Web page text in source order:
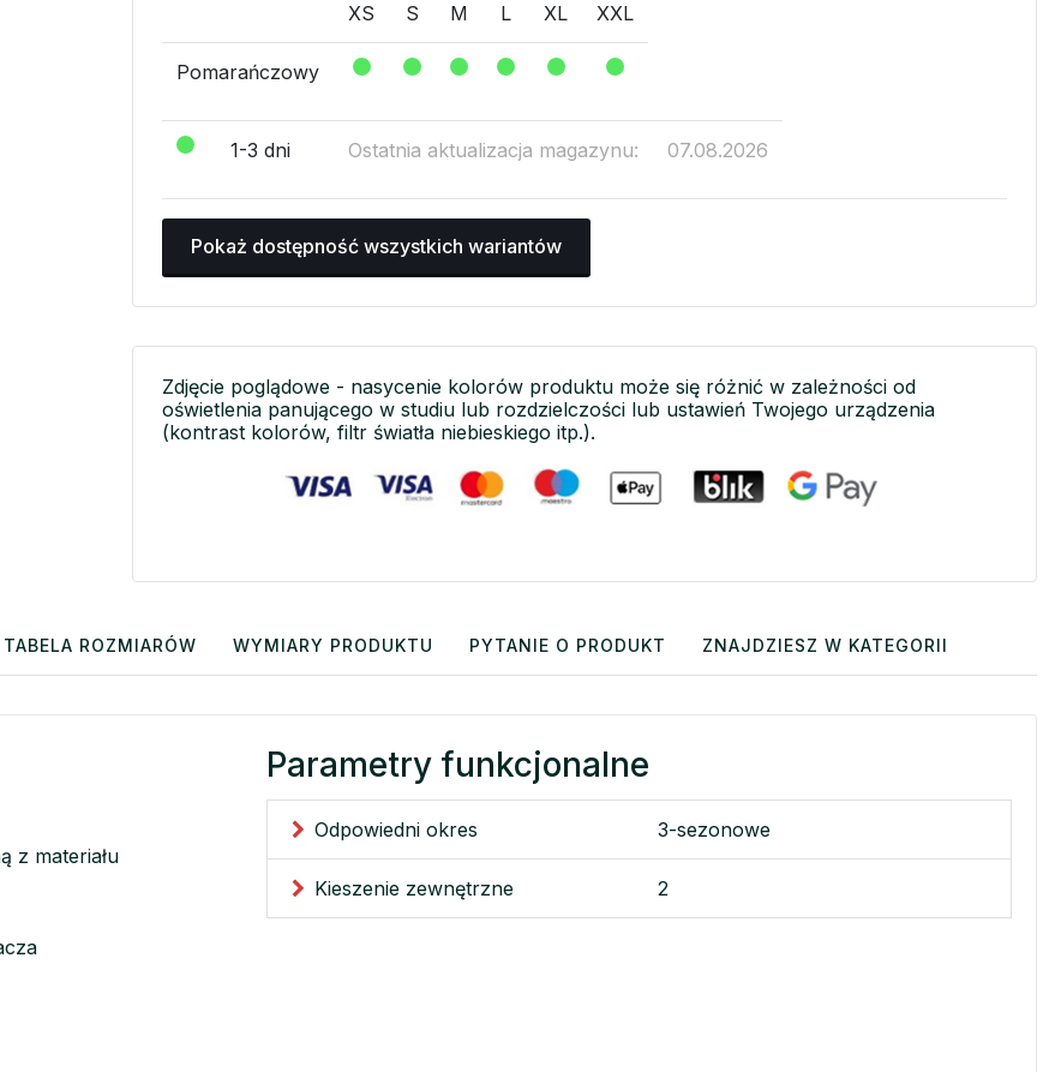
XS S M L XL XXL
Pomarańczowy
1-3 dni Ostatnia aktualizacja magazynu: 07.08.2026
Pokaż dostępność wszystkich wariantów
Zdjęcie poglądowe - nasycenie kolorów produktu może się różnić w zależności od
oświetlenia panującego w studiu lub rozdzielczości lub ustawień Twojego urządzenia
(kontrast kolorów, filtr światła niebieskiego itp.).
TABELA ROZMIARÓW WYMIARY PRODUKTU PYTANIE O PRODUKT ZNAJDZIESZ W KATEGORII
z materiału
Parametry funkcjonalne
Odpowiedni okres 3-sezonowe
Kieszenie zewnętrzne 2